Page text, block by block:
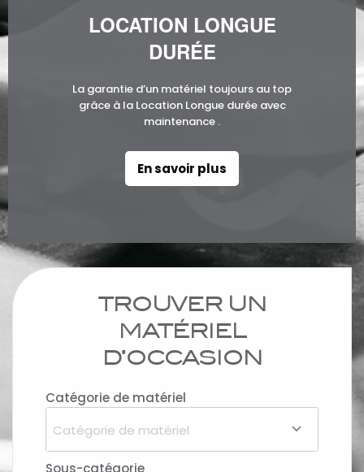
LOCATION LONGUE
DURÉE
La garantie d’un matériel toujours au top
grâce à la Location Longue durée avec
maintenance .
En savoir plus
TROUVER UN
MATÉRIEL
D’OCCASION
Catégorie de matériel
Catégorie de matériel
Sous-catégorie